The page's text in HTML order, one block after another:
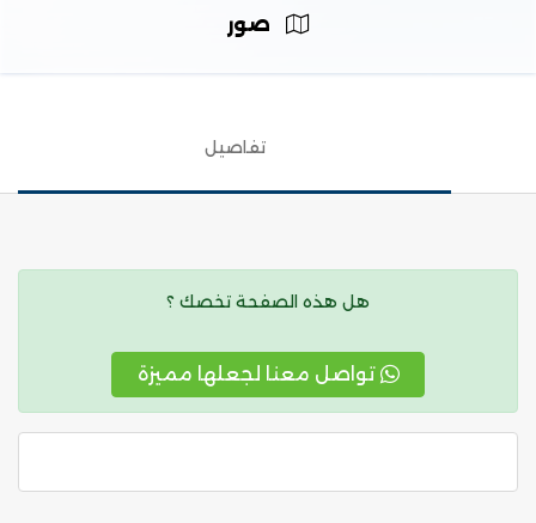
صور
تفاصيل
هل هذه الصفحة تخصك ؟
تواصل معنا لجعلها مميزة